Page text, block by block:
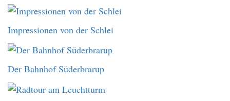
Impressionen von der Schlei
Der Bahnhof Süderbrarup